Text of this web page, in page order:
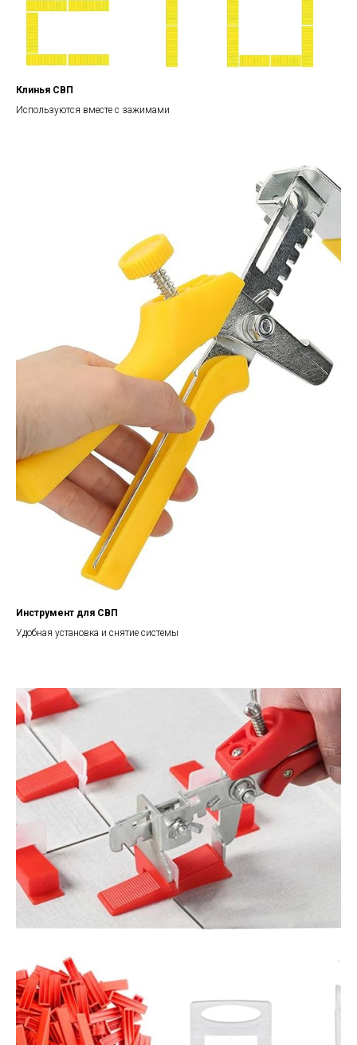
Клинья СВП
Используются вместе с зажимами
Инструмент для СВП
Удобная установка и снятие системы